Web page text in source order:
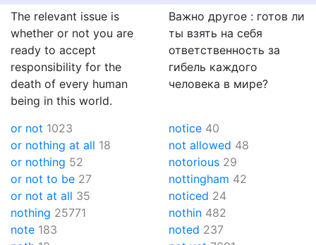
The relevant issue is
whether or not you are
ready to accept
responsibility for the
death of every human
being in this world.
Важно другое : готов ли
ты взять на себя
ответственность за
гибель каждого
человека в мире?
or not 1023
or nothing at all 18
or nothing 52
or not to be 27
or not at all 35
nothing 25771
note 183
notice 40
not allowed 48
notorious 29
nottingham 42
noticed 24
nothin 482
noted 237